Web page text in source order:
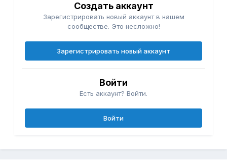
Создать аккаунт
Зарегистрировать новый аккаунт в нашем
сообществе. Это несложно!
Зарегистрировать новый аккаунт
Войти
Есть аккаунт? Войти.
Войти